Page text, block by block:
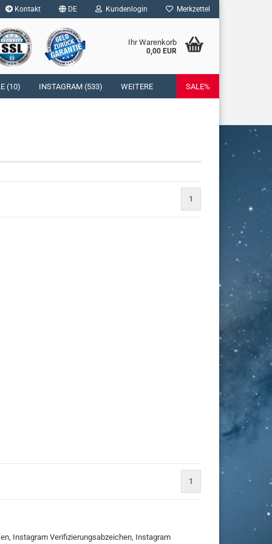
Kontakt DE Kundenlogin Merkzettel
Ihr Warenkorb
0,00 EUR
(10) INSTAGRAM (533) SALE%
WEITERE
1
1
Instagram Verifizierungsabzeichen, Instagram